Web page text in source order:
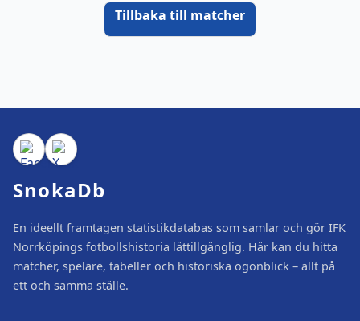
Tillbaka till matcher
SnokaDb
En ideellt framtagen statistikdatabas som samlar och gör IFK
Norrköpings fotbollshistoria lättillgänglig. Här kan du hitta
matcher, spelare, tabeller och historiska ögonblick – allt på
ett och samma ställe.